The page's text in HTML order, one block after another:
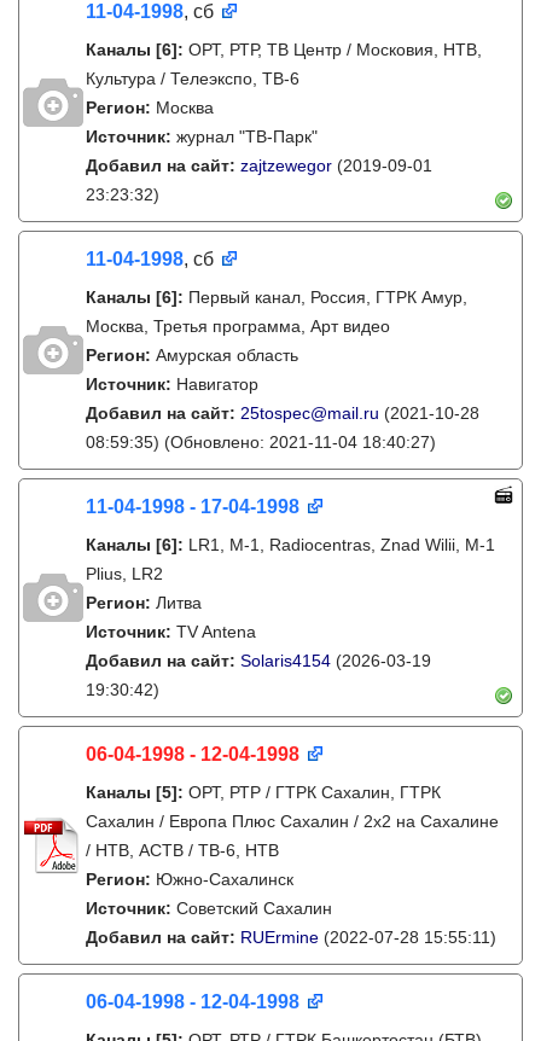
11-04-1998, сб
Каналы [6]: ОРТ, РТР, ТВ Центр / Московия, НТВ,
Культура / Телеэкспо, ТВ-6
Регион: Москва
Источник: журнал "ТВ-Парк"
Добавил на сайт: zajtzewegor (2019-09-01
23:23:32)
11-04-1998, сб
Каналы [6]: Первый канал, Россия, ГТРК Амур,
Москва, Третья программа, Арт видео
Регион: Амурская область
Источник: Навигатор
Добавил на сайт: 25tospec@mail.ru (2021-10-28
08:59:35) (Обновлено: 2021-11-04 18:40:27)
11-04-1998 - 17-04-1998
Каналы [6]: LR1, M-1, Radiocentras, Znad Wilii, M-1
Plius, LR2
Регион: Литва
Источник: TV Antena
Добавил на сайт: Solaris4154 (2026-03-19
19:30:42)
06-04-1998 - 12-04-1998
Каналы [5]: ОРТ, РТР / ГТРК Сахалин, ГТРК
Сахалин / Европа Плюс Сахалин / 2х2 на Сахалине
/ НТВ, АСТВ / ТВ-6, НТВ
Регион: Южно-Сахалинск
Источник: Советский Сахалин
Добавил на сайт: RUErmine (2022-07-28 15:55:11)
06-04-1998 - 12-04-1998